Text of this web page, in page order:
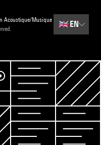
Acoustique/Musique
🇬🇧 EN